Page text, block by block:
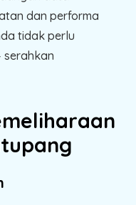
dan performa
tidak perlu
serahkan